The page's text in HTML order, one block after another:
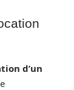
d’un